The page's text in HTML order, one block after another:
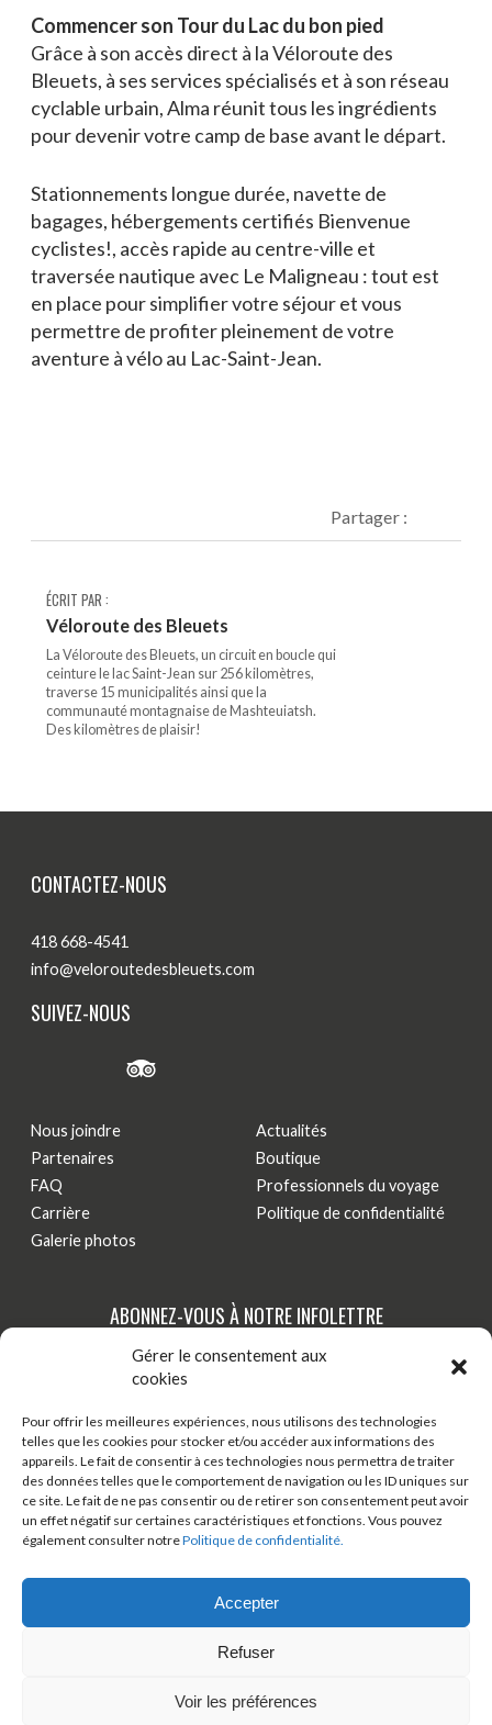
Gérer le consentement aux
cookies
Pour offrir les meilleures expériences, nous utilisons des technologies
telles que les cookies pour stocker et/ou accéder aux informations des
appareils. Le fait de consentir à ces technologies nous permettra de traiter
des données telles que le comportement de navigation ou les ID uniques sur
ce site. Le fait de ne pas consentir ou de retirer son consentement peut avoir
un effet négatif sur certaines caractéristiques et fonctions. Vous pouvez
également consulter notrePolitique de confidentialité.
Accepter
Refuser
Voir les préférences
Commencer son Tour du Lac du bon pied
Grâce à son accès direct à la Véloroute des
Bleuets, à ses services spécialisés et à son réseau
cyclable urbain, Alma réunit tous les ingrédients
pour devenir votre camp de base avant le départ.
Stationnements longue durée, navette de
bagages, hébergements certifiés Bienvenue
cyclistes!, accès rapide au centre-ville et
traversée nautique avec Le Maligneau : tout est
en place pour simplifier votre séjour et vous
permettre de profiter pleinement de votre
aventure à vélo au Lac-Saint-Jean.
Partager :
ÉCRIT PAR :
Véloroute des Bleuets
La Véloroute des Bleuets, un circuit en boucle qui
ceinture le lac Saint-Jean sur 256 kilomètres,
traverse 15 municipalités ainsi que la
communauté montagnaise de Mashteuiatsh.
Des kilomètres de plaisir!
CONTACTEZ-NOUS
418 668-4541
info@veloroutedesbleuets.com
SUIVEZ-NOUS
Nous joindre
Partenaires
FAQ
Carrière
Galerie photos
Actualités
Boutique
Professionnels du voyage
Politique de confidentialité
ABONNEZ-VOUS À NOTRE INFOLETTRE
Tenez-vous au courant de nos dernières actualités,
nouveautés et promotions par courriel!
S'INSCRIRE
TÉLÉCHARGER ONDAGO
BOUTIQUE EN LIGNE
© 2026 Tous droits réservés - Véloroute des bleuets
Artisans Web